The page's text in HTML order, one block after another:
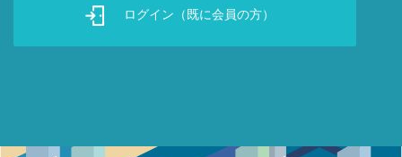
ログイン（既に会員の方）